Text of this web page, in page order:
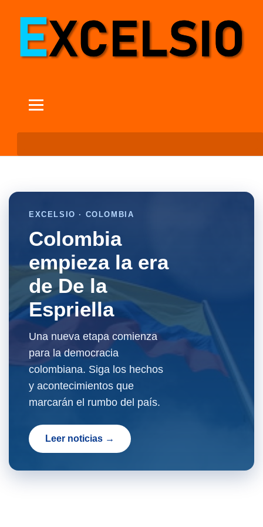
EXCELSIO · COLOMBIA
Colombia
empieza la era
de De la
Espriella
Una nueva etapa comienza
para la democracia
colombiana. Siga los hechos
y acontecimientos que
marcarán el rumbo del país.
Leer noticias →